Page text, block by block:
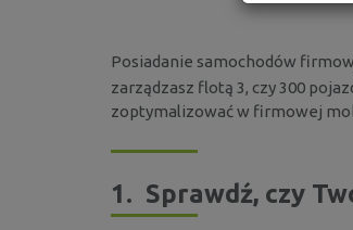
Posiadanie samochodów
zarządzasz flotą 3, czy 300
zoptymalizować w firmowej
1. Sprawdź, czy